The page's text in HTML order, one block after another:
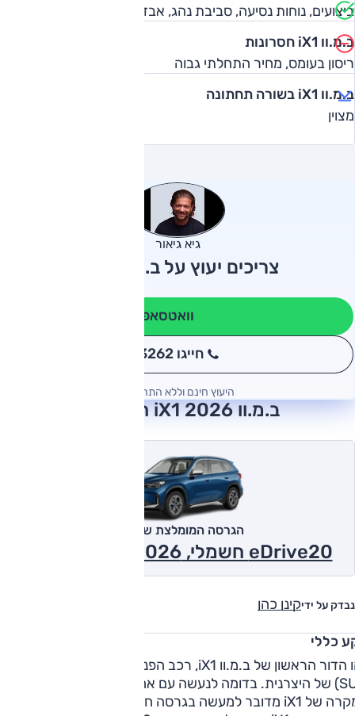
ביצועים, נוחות נסיעה, סביבת נהג, אבזור, הנאה מנהיגה
ב.מ.וו iX1 חסרונות
ריסון בעומס, מחיר התחלתי גבוה
ב.מ.וו iX1 בשורה תחתונה
מצוין
גיא גיאור
צריכים יעוץ על ב.מ.וו iX1?
וואטסאפ
חייגו 3262
היעוץ חינם וללא התחייבות
ב.מ.וו iX1 2026 חוות דעת
נבדק על ידיקינן כהן
הגרסה המומלצת של אוטו
eDrive20 חשמלי, X-Line, 2x4 2026
כללי